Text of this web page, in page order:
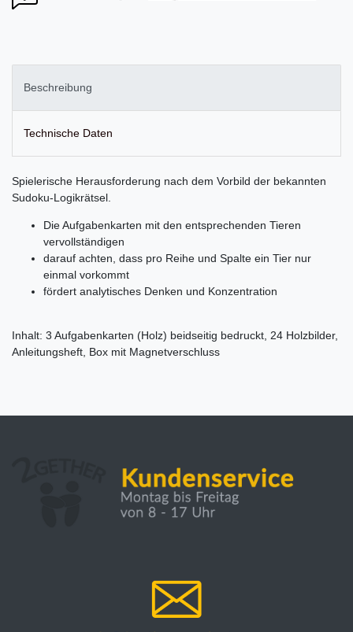
Beschreibung
Technische Daten
Spielerische Herausforderung nach dem Vorbild der bekannten
Sudoku-Logikrätsel.
Die Aufgabenkarten mit den entsprechenden Tieren
vervollständigen
darauf achten, dass pro Reihe und Spalte ein Tier nur
einmal vorkommt
fördert analytisches Denken und Konzentration
Inhalt: 3 Aufgabenkarten (Holz) beidseitig bedruckt, 24 Holzbilder,
Anleitungsheft, Box mit Magnetverschluss